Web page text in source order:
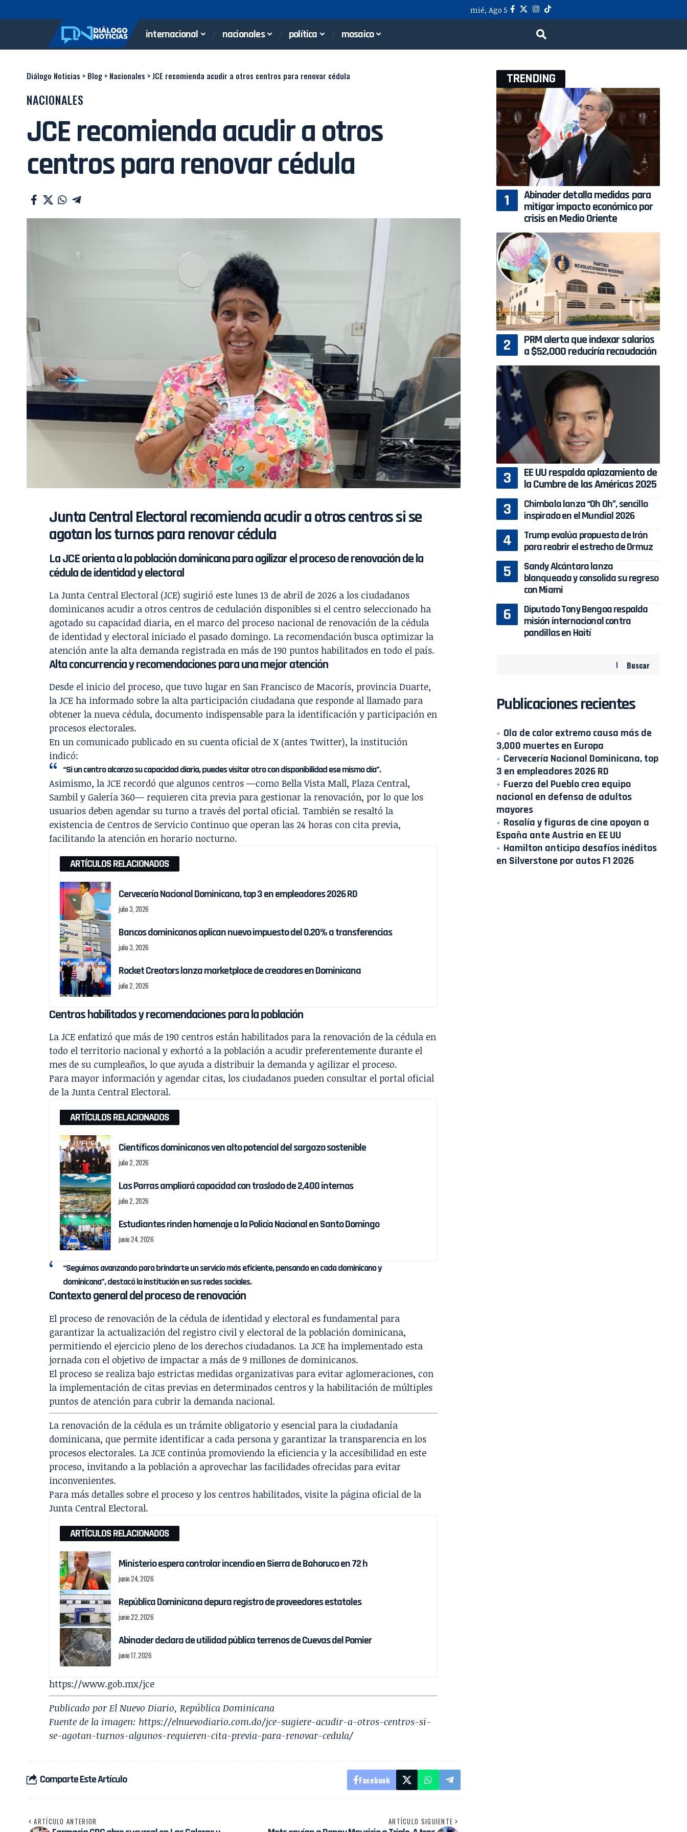
mié, Ago 5
internacional nacionales política mosaico
Diálogo Noticias > Blog > Nacionales >JCE recomienda acudir a otros centros para renovar cédula
NACIONALES
JCE recomienda acudir a otros
centros para renovar cédula
Junta Central Electoral recomienda acudir a otros centros si se
agotan los turnos para renovar cédula
La JCE orienta a la población dominicana para agilizar el proceso de renovación de la
cédula de identidad y electoral
La Junta Central Electoral (JCE) sugirió este lunes 13 de abril de 2026 a los ciudadanos
dominicanos acudir a otros centros de cedulación disponibles si el centro seleccionado ha
agotado su capacidad diaria, en el marco del proceso nacional de renovación de la cédula
de identidad y electoral iniciado el pasado domingo. La recomendación busca optimizar la
atención ante la alta demanda registrada en más de 190 puntos habilitados en todo el país.
Alta concurrencia y recomendaciones para una mejor atención
Desde el inicio del proceso, que tuvo lugar en San Francisco de Macorís, provincia Duarte,
la JCE ha informado sobre la alta participación ciudadana que responde al llamado para
obtener la nueva cédula, documento indispensable para la identificación y participación en
procesos electorales.
En un comunicado publicado en su cuenta oficial de X (antes Twitter), la institución
indicó:
“Si un centro alcanza su capacidad diaria, puedes visitar otro con disponibilidad ese mismo día”.
Asimismo, la JCE recordó que algunos centros —como Bella Vista Mall, Plaza Central,
Sambil y Galería 360— requieren cita previa para gestionar la renovación, por lo que los
usuarios deben agendar su turno a través del portal oficial. También se resaltó la
existencia de Centros de Servicio Continuo que operan las 24 horas con cita previa,
facilitando la atención en horario nocturno.
ARTÍCULOS RELACIONADOS
Cervecería Nacional Dominicana, top 3 en empleadores 2026 RD
julio 3, 2026
Bancos dominicanos aplican nuevo impuesto del 0.20% a transferencias
julio 3, 2026
Rocket Creators lanza marketplace de creadores en Dominicana
julio 2, 2026
Centros habilitados y recomendaciones para la población
La JCE enfatizó que más de 190 centros están habilitados para la renovación de la cédula en
todo el territorio nacional y exhortó a la población a acudir preferentemente durante el
mes de su cumpleaños, lo que ayuda a distribuir la demanda y agilizar el proceso.
Para mayor información y agendar citas, los ciudadanos pueden consultar el portal oficial
de la Junta Central Electoral.
ARTÍCULOS RELACIONADOS
Científicos dominicanos ven alto potencial del sargazo sostenible
julio 2, 2026
Las Parras ampliará capacidad con traslado de 2,400 internos
julio 2, 2026
Estudiantes rinden homenaje a la Policía Nacional en Santo Domingo
junio 24, 2026
“Seguimos avanzando para brindarte un servicio más eficiente, pensando en cada dominicano y
dominicana”, destacó la institución en sus redes sociales.
Contexto general del proceso de renovación
El proceso de renovación de la cédula de identidad y electoral es fundamental para
garantizar la actualización del registro civil y electoral de la población dominicana,
permitiendo el ejercicio pleno de los derechos ciudadanos. La JCE ha implementado esta
jornada con el objetivo de impactar a más de 9 millones de dominicanos.
El proceso se realiza bajo estrictas medidas organizativas para evitar aglomeraciones, con
la implementación de citas previas en determinados centros y la habilitación de múltiples
puntos de atención para cubrir la demanda nacional.
La renovación de la cédula es un trámite obligatorio y esencial para la ciudadanía
dominicana, que permite identificar a cada persona y garantizar la transparencia en los
procesos electorales. La JCE continúa promoviendo la eficiencia y la accesibilidad en este
proceso, invitando a la población a aprovechar las facilidades ofrecidas para evitar
inconvenientes.
Para más detalles sobre el proceso y los centros habilitados, visite la página oficial de la
Junta Central Electoral.
ARTÍCULOS RELACIONADOS
Ministerio espera controlar incendio en Sierra de Bahoruco en 72 h
junio 24, 2026
República Dominicana depura registro de proveedores estatales
junio 22, 2026
Abinader declara de utilidad pública terrenos de Cuevas del Pomier
junio 17, 2026
https://www.gob.mx/jce
Publicado por El Nuevo Diario, República Dominicana
Fuente de la imagen: https://elnuevodiario.com.do/jce-sugiere-acudir-a-otros-centros-si-
se-agotan-turnos-algunos-requieren-cita-previa-para-renovar-cedula/
Comparte Este Artículo Facebook
ARTÍCULO ANTERIOR ARTÍCULO SIGUIENTE
TRENDING
Abinader detalla medidas para
mitigar impacto económico por
crisis en Medio Oriente
PRM alerta que indexar salarios
a $52,000 reduciría recaudación
EE UU respalda aplazamiento de
la Cumbre de las Américas 2025
Chimbala lanza “Oh Oh”, sencillo
inspirado en el Mundial 2026
Trump evalúa propuesta de Irán
para reabrir el estrecho de Ormuz
Sandy Alcántara lanza
blanqueada y consolida su regreso
con Miami
Diputado Tony Bengoa respalda
misión internacional contra
pandillas en Haití
Buscar
Publicaciones recientes
Ola de calor extremo causa más de
3,000 muertes en Europa
Cervecería Nacional Dominicana, top
3 en empleadores 2026 RD
Fuerza del Pueblo crea equipo
nacional en defensa de adultos
mayores
Rosalía y figuras de cine apoyan a
España ante Austria en EE UU
Hamilton anticipa desafíos inéditos
en Silverstone por autos F1 2026